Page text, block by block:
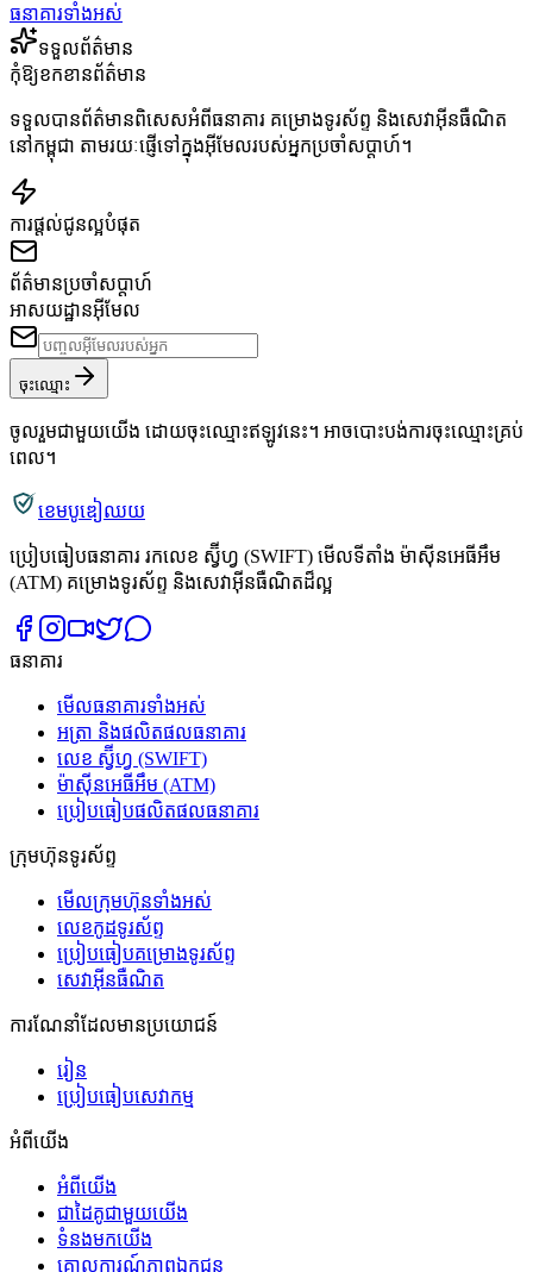
ធនាគារទាំងអស់
ទទួលព័ត៌មាន
កុំឱ្យខកខានព័ត៌មាន
ទទួលបានព័ត៌មានពិសេសអំពីធនាគារ គម្រោងទូរស័ព្ទ និងសេវាអ៊ីនធឺណិត
នៅកម្ពុជា តាមរយៈផ្ញើទៅក្នុងអ៊ីមែលរបស់អ្នកប្រចាំសប្តាហ៍។
ការផ្តល់ជូនល្អបំផុត
ព័ត៌មានប្រចាំសប្តាហ៍
អាសយដ្ឋានអ៊ីមែល
ចុះឈ្មោះ
ចូលរួមជាមួយយើង ដោយចុះឈ្មោះឥឡូវនេះ។ អាចបោះបង់ការចុះឈ្មោះគ្រប់
ពេល។
ខេមបូឌៀឈយ
ប្រៀបធៀបធនាគារ រកលេខ ស្វ៊ីហ្វ (SWIFT) មើលទីតាំង ម៉ាស៊ីនអេធីអឹម
(ATM) គម្រោងទូរស័ព្ទ និងសេវាអ៊ីនធឺណិតដ៏ល្អ
ធនាគារ
មើលធនាគារទាំងអស់
អត្រា និងផលិតផលធនាគារ
លេខ ស្វ៊ីហ្វ (SWIFT)
ម៉ាស៊ីនអេធីអឹម (ATM)
ប្រៀបធៀបផលិតផលធនាគារ
ក្រុមហ៊ុនទូរស័ព្ទ
មើលក្រុមហ៊ុនទាំងអស់
លេខកូដទូរស័ព្ទ
ប្រៀបធៀបគម្រោងទូរស័ព្ទ
សេវាអ៊ីនធឺណិត
ការណែនាំដែលមានប្រយោជន៍
រៀន
ប្រៀបធៀបសេវាកម្ម
អំពីយើង
អំពីយើង
ជាដៃគូជាមួយយើង
ទំនងមកយើង
គោលការណ៍ភាពឯកជន